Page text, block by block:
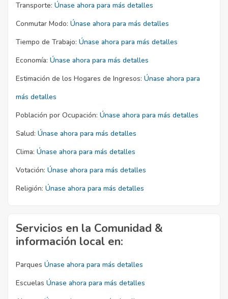
Transporte: Únase ahora para más detalles
Conmutar Modo: Únase ahora para más detalles
Tiempo de Trabajo: Únase ahora para más detalles
Economía: Únase ahora para más detalles
Estimación de los Hogares de Ingresos: Únase ahora para
más detalles
Población por Ocupación: Únase ahora para más detalles
Salud: Únase ahora para más detalles
Clima: Únase ahora para más detalles
Votación: Únase ahora para más detalles
Religión: Únase ahora para más detalles
Servicios en la Comunidad &
información local en:
Parques Únase ahora para más detalles
Escuelas Únase ahora para más detalles